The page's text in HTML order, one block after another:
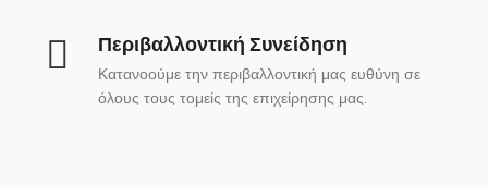
Περιβαλλοντική Συνείδηση
Κατανοούμε την περιβαλλοντική μας ευθύνη σε
όλους τους τομείς της επιχείρησης μας.